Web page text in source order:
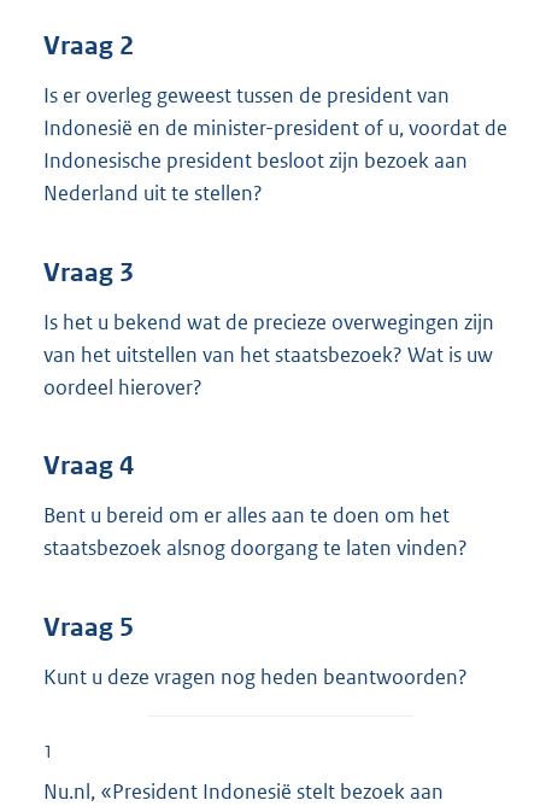
Vraag 2
Is er overleg geweest tussen de president van
Indonesië en de minister-president of u, voordat de
Indonesische president besloot zijn bezoek aan
Nederland uit te stellen?
Vraag 3
Is het u bekend wat de precieze overwegingen zijn
van het uitstellen van het staatsbezoek? Wat is uw
oordeel hierover?
Vraag 4
Bent u bereid om er alles aan te doen om het
staatsbezoek alsnog doorgang te laten vinden?
Vraag 5
Kunt u deze vragen nog heden beantwoorden?
1
Nu.nl, «President Indonesië stelt bezoek aan